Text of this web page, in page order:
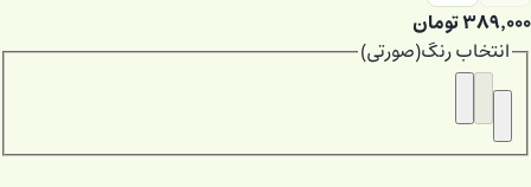
۳۸۹٬۰۰۰تومان
انتخابرنگ(صورتی)